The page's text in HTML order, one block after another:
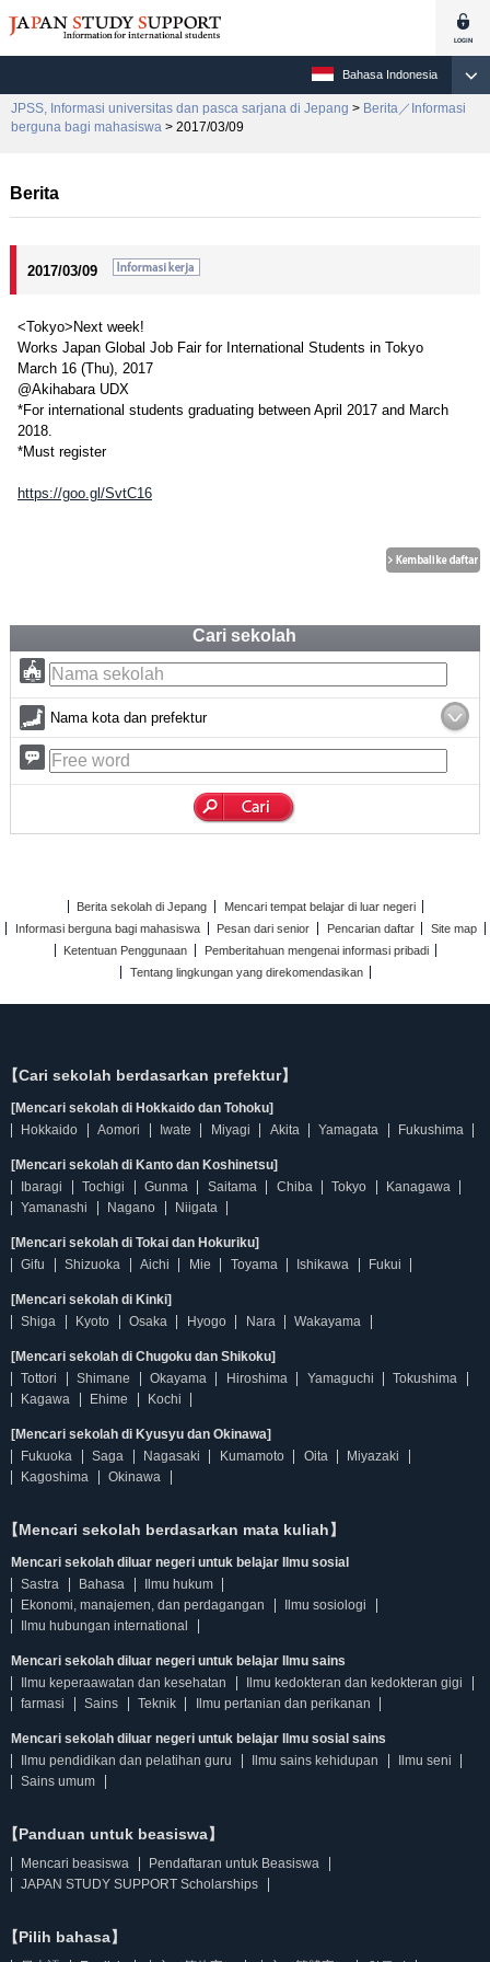
Bahasa Indonesia
JPSS, Informasi universitas dan pasca sarjana di Jepang > Berita／Informasi
berguna bagi mahasiswa > 2017/03/09
Berita
2017/03/09
<Tokyo>Next week!
Works Japan Global Job Fair for International Students in Tokyo
March 16 (Thu), 2017
@Akihabara UDX
*For international students graduating between April 2017 and March
2018.
*Must register
https://goo.gl/SvtC16
Cari sekolah
Nama kota dan prefektur
Berita sekolah di Jepang
Mencari tempat belajar di luar negeri
Informasi berguna bagi mahasiswa
Pesan dari senior Pencarian daftar
Site map
Ketentuan Penggunaan
Pemberitahuan mengenai informasi pribadi
Tentang lingkungan yang direkomendasikan
【Cari sekolah berdasarkan prefektur】
[Mencari sekolah di Hokkaido dan Tohoku]
Hokkaido
Aomori Iwate Miyagi Akita Yamagata Fukushima
[Mencari sekolah di Kanto dan Koshinetsu]
Ibaragi
Tochigi Gunma Saitama Chiba Tokyo
Kanagawa
Yamanashi
Nagano Niigata
[Mencari sekolah di Tokai dan Hokuriku]
Gifu
Shizuoka Aichi Mie Toyama Ishikawa Fukui
[Mencari sekolah di Kinki]
Shiga
Kyoto Osaka Hyogo Nara Wakayama
[Mencari sekolah di Chugoku dan Shikoku]
Tottori
Shimane Okayama Hiroshima Yamaguchi
Tokushima
Kagawa
Ehime Kochi
[Mencari sekolah di Kyusyu dan Okinawa]
Fukuoka
Saga Nagasaki Kumamoto Oita
Miyazaki
Kagoshima
Okinawa
【Mencari sekolah berdasarkan mata kuliah】
Mencari sekolah diluar negeri untuk belajar Ilmu sosial
Sastra
Bahasa
Ilmu hukum
Ekonomi, manajemen, dan perdagangan
Ilmu sosiologi
Ilmu hubungan international
Mencari sekolah diluar negeri untuk belajar Ilmu sains
Ilmu keperaawatan dan kesehatan
Ilmu kedokteran dan kedokteran gigi
farmasi
Sains Teknik Ilmu pertanian dan perikanan
Mencari sekolah diluar negeri untuk belajar Ilmu sosial sains
Ilmu pendidikan dan pelatihan guru
Ilmu sains kehidupan
Ilmu seni
Sains umum
【Panduan untuk beasiswa】
Mencari beasiswa
Pendaftaran untuk Beasiswa
JAPAN STUDY SUPPORT Scholarships
【Pilih bahasa】